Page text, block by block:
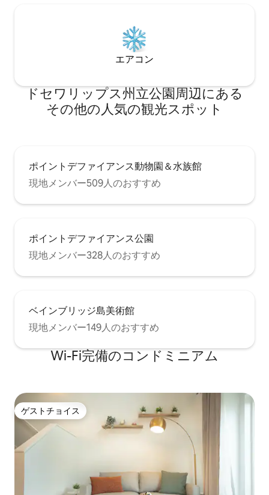
エアコン
ドセワリップス州立公園⁠周⁠辺⁠に⁠あ⁠る
そ⁠の⁠他⁠の人⁠気⁠の観⁠光⁠ス⁠ポ⁠ッ⁠ト
ポイントデファイアンス動物園＆水族館
現地メンバー509人のおすすめ
ポイントデファイアンス公園
現地メンバー328人のおすすめ
ベインブリッジ島美術館
現地メンバー149人のおすすめ
Wi-Fi完備のコンドミニアム
ゲストチョイス
ゲストチョイス